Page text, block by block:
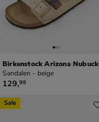
Birkenstock Arizona Nubuck
Sandalen - beige
€ 129,99
129,99
Sale